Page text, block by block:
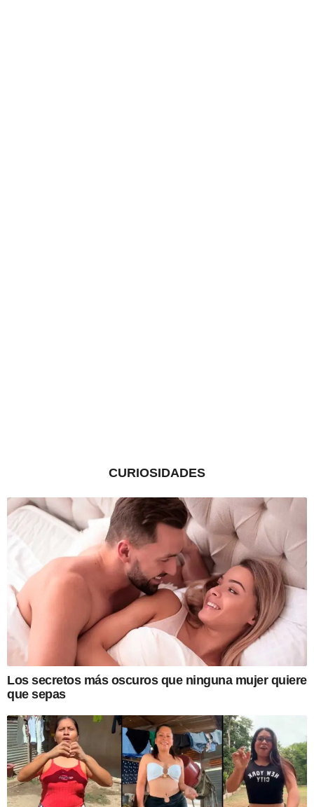
CURIOSIDADES
Los secretos más oscuros que ninguna mujer quiere
que sepas